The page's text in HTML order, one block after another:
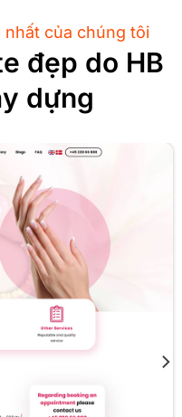
của chúng tôi
đẹp do HB
dựng